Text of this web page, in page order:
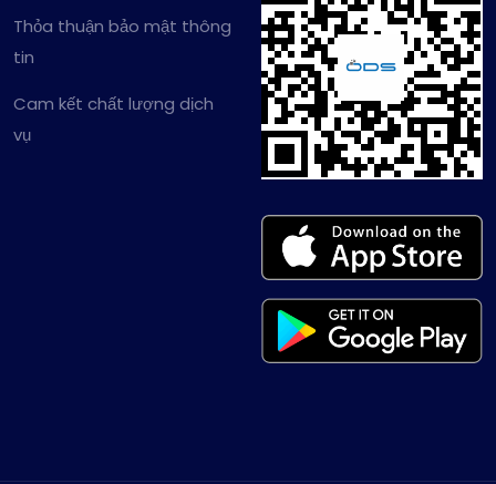
Thỏa thuận bảo mật thông
tin
Cam kết chất lượng dịch
vụ